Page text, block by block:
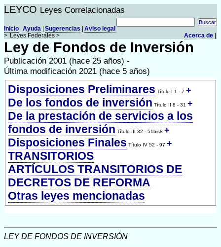
LEYCO Leyes Correlacionadas
Aviso legal
Sugerencias
Ayuda
Acerca de
Inicio
> Leyes Federales >
Ley de Fondos de Inversión
Publicación 2001 (hace 25 años) -
Última modificación 2021 (hace 5 años)
Disposiciones Preliminares Título I 1 - 7 +
De los fondos de inversión Título II 8 - 31 +
De la prestación de servicios a los
fondos de inversión Título III 32 - 51bis8 +
Disposiciones Finales Título IV 52 - 97 +
TRANSITORIOS
ARTÍCULOS TRANSITORIOS DE
DECRETOS DE REFORMA
Otras leyes mencionadas
LEY DE FONDOS DE INVERSIÓN